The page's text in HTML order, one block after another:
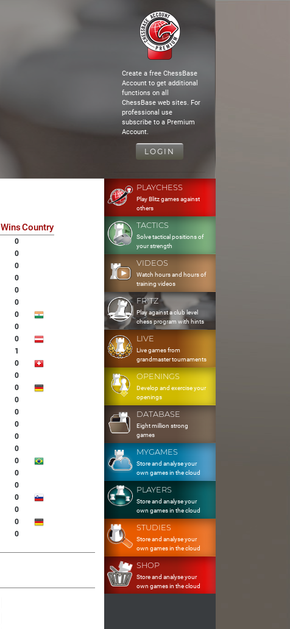
Create a free ChessBase
Account to get additional
functions on all
ChessBase web sites. For
professional use
subscribe to a Premium
Account.
LOGIN
WinsCountry
0
0
0
0
0
0
0
0
0
1
0
0
0
0
0
0
0
0
0
0
0
0
0
0
0
PLAYCHESS
Play Blitz games against
others
TACTICS
Solve tactical positions of
your strength
VIDEOS
Watch hours and hours of
training videos
FRITZ
Play against a club level
chess program with hints
LIVE
Live games from
grandmaster tournaments
OPENINGS
Develop and exercise your
openings
DATABASE
Eight million strong
games
MYGAMES
Store and analyse your
own games in the cloud
PLAYERS
Store and analyse your
own games in the cloud
STUDIES
Store and analyse your
own games in the cloud
SHOP
Store and analyse your
own games in the cloud